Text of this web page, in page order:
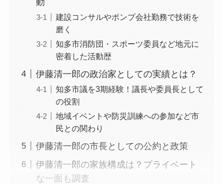
建設コンサルやポンプ会社勤務で技術を
磨く
知多市消防団・スポーツ委員など地元に
密着した活動歴
伊藤清一郎の政治家としての実績とは？
知多市議を3期経験！議長や委員長として
の役割
地域イベントや防災訓練への参加など市
民との関わり
伊藤清一郎の市長としての公約と政策
伊藤清一郎の家族構成は？プライベート
な一面も調査